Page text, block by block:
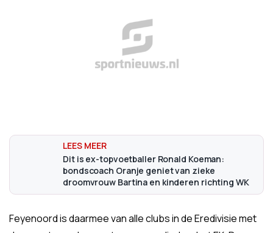
Dit is ex-topvoetballer Ronald Koeman:
bondscoach Oranje geniet van zieke
droomvrouw Bartina en kinderen richting WK
Feyenoord is daarmee van alle clubs in de Eredivisie met